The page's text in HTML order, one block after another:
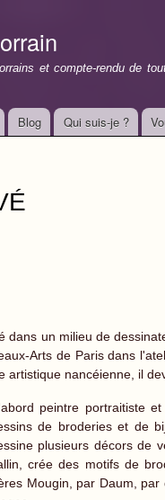
et compte-rendu de
Blog Qui suis-je ?
dans un milieu de
Arts de Paris dans
artistique nancéienne, il
peintre portraitiste
de broderies et de
plusieurs décors de
crée des motifs de
Mougin, par Daum,